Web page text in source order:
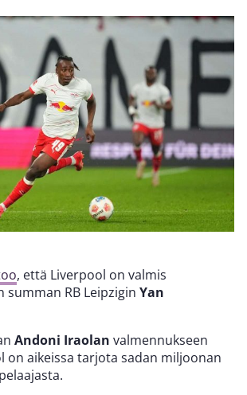
, että Liverpool on valmis
RB Leipzigin Yan
Andoni Iraolan valmennukseen
on aikeissa tarjota sadan miljoonan